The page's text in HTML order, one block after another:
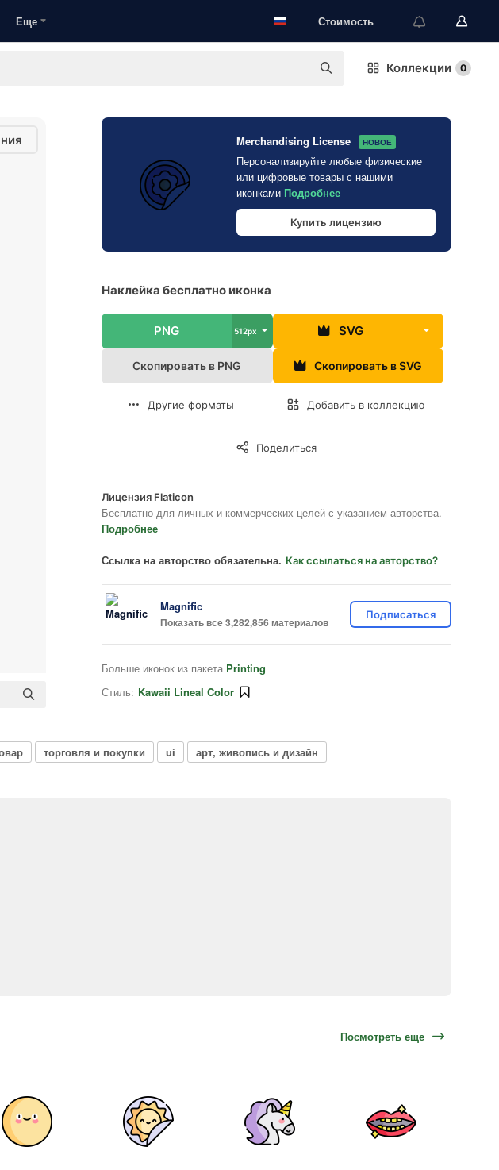
Еще Стоимость
Коллекции 0
Merchandising License НОВОЕ
Персонализируйте любые физические
или цифровые товары с нашими
иконками Подробнее
Купить лицензию
Наклейка бесплатно иконка
PNG 512px SVG
Скопировать в PNG Скопировать в SVG
Другие форматы Добавить в коллекцию
Поделиться
Лицензия Flaticon
Бесплатно для личных и коммерческих целей с указанием авторства.
Подробнее
Ссылка на авторство обязательна. Как ссылаться на авторство?
Magnific
Показать все 3,282,856 материалов
Подписаться
Больше иконок из пакета Printing
Стиль: Kawaii Lineal Color
торговля и покупки ui арт, живопись и дизайн
Посмотреть еще